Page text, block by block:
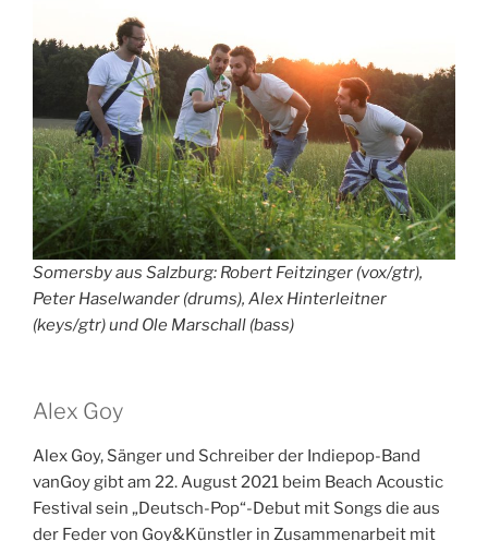
Somersby aus Salzburg: Robert Feitzinger (vox/gtr),
Peter Haselwander (drums), Alex Hinterleitner
(keys/gtr) und Ole Marschall (bass)
Alex Goy
Alex Goy, Sänger und Schreiber der Indiepop-Band
vanGoy gibt am 22. August 2021 beim Beach Acoustic
Festival sein „Deutsch-Pop“-Debut mit Songs die aus
der Feder von Goy&Künstler in Zusammenarbeit mit